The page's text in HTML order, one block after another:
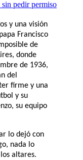
y una visión
Francisco
de
donde
de 1936,
del
firme y una
y su
su equipo
lo dejó con
nada lo
altares.